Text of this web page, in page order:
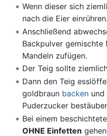
Wenn dieser sich
nach die Eier einrühren.
Anschließend
Backpulver gemischte
Mandeln zufügen.
Der Teig sollte
Dann den Teig
goldbraun backenund
Puderzucker
Bei einem
OHNE Einfetten